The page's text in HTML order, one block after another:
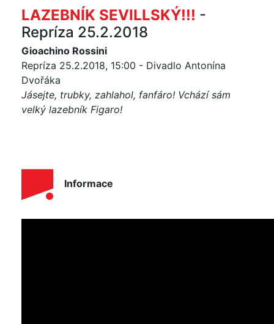
LAZEBNÍK SEVILLSKÝ!!! -
Repríza 25.2.2018
Gioachino Rossini
Repríza 25.2.2018, 15:00 - Divadlo Antonína
Dvořáka
Jásejte, trubky, zahlahol, fanfáro! Vchází sám
velký lazebník Figaro!
Informace